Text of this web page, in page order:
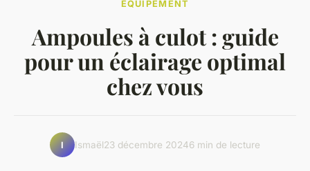
ÉQUIPEMENT
Ampoules à culot : guide
pour un éclairage optimal
chez vous
I Ismaël23 décembre 20246 min de lecture